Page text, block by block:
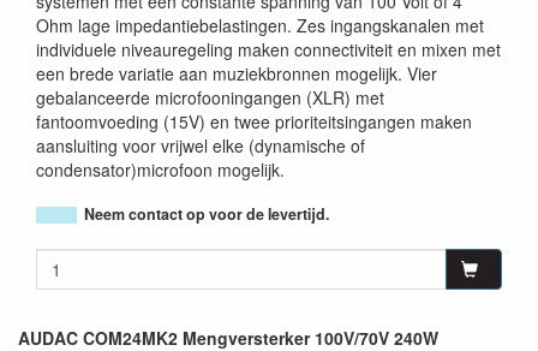
Ohm lage impedantiebelastingen. Zes ingangskanalen met
individuele niveauregeling maken connectiviteit en mixen met
een brede variatie aan muziekbronnen mogelijk. Vier
gebalanceerde microfooningangen (XLR) met
fantoomvoeding (15V) en twee prioriteitsingangen maken
aansluiting voor vrijwel elke (dynamische of
condensator)microfoon mogelijk.
Neem contact op voor de levertijd.
AUDAC COM24MK2 Mengversterker 100V/70V 240W